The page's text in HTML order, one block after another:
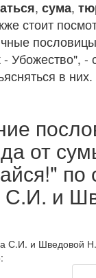
, сума,
стоит
- Убожество", -
в них.
от
С.И. и
С.И. и Шведовой